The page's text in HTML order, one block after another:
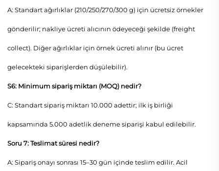
A: Standart ağırlıklar (210/250/270/300 g) için ücretsiz örnekler
gönderilir; nakliye ücreti alıcının ödeyeceği şekilde (freight
collect). Diğer ağırlıklar için örnek ücreti alınır (bu ücret
gelecekteki siparişlerden düşülebilir).
S6: Minimum sipariş miktarı (MOQ) nedir?
C: Standart sipariş miktarı 10.000 adettir; ilk iş birliği
kapsamında 5.000 adetlik deneme siparişi kabul edilebilir.
Soru 7: Teslimat süresi nedir?
A: Sipariş onayı sonrası 15–30 gün içinde teslim edilir. Acil